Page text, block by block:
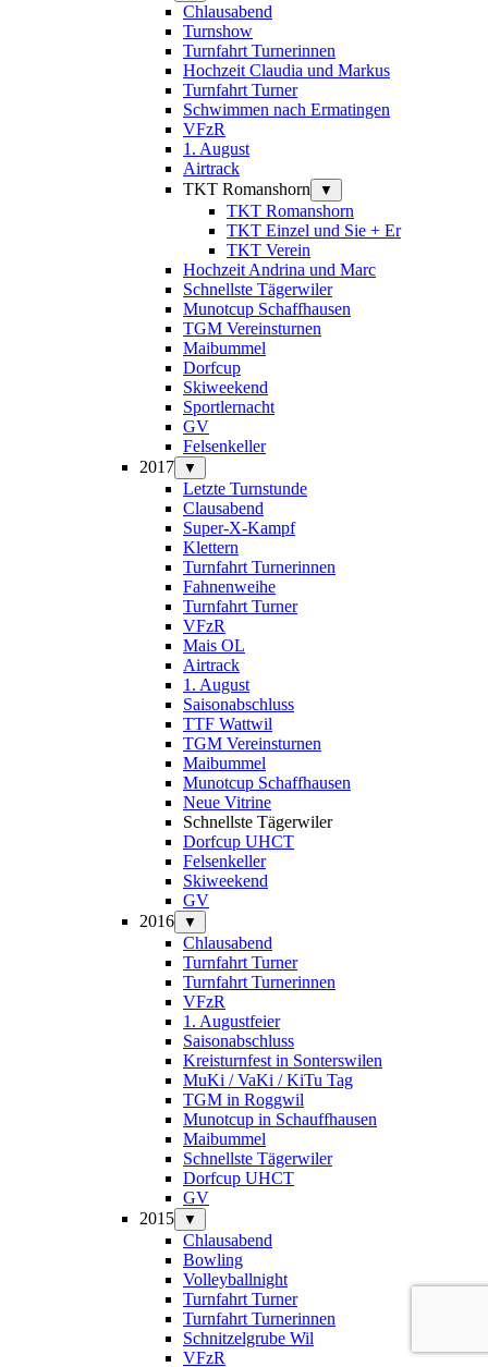
Chlausabend
Turnshow
Turnfahrt Turnerinnen
Hochzeit Claudia und Markus
Turnfahrt Turner
Schwimmen nach Ermatingen
VFzR
1. August
Airtrack
TKT Romanshorn
▼
TKT Romanshorn
TKT Einzel und Sie + Er
TKT Verein
Hochzeit Andrina und Marc
Schnellste Tägerwiler
Munotcup Schaffhausen
TGM Vereinsturnen
Maibummel
Dorfcup
Skiweekend
Sportlernacht
GV
Felsenkeller
2017
▼
Letzte Turnstunde
Clausabend
Super-X-Kampf
Klettern
Turnfahrt Turnerinnen
Fahnenweihe
Turnfahrt Turner
VFzR
Mais OL
Airtrack
1. August
Saisonabschluss
TTF Wattwil
TGM Vereinsturnen
Maibummel
Munotcup Schaffhausen
Neue Vitrine
Schnellste Tägerwiler
Dorfcup UHCT
Felsenkeller
Skiweekend
GV
2016
▼
Chlausabend
Turnfahrt Turner
Turnfahrt Turnerinnen
VFzR
1. Augustfeier
Saisonabschluss
Kreisturnfest in Sonterswilen
MuKi / VaKi / KiTu Tag
TGM in Roggwil
Munotcup in Schauffhausen
Maibummel
Schnellste Tägerwiler
Dorfcup UHCT
GV
2015
▼
Chlausabend
Bowling
Volleyballnight
Turnfahrt Turner
Turnfahrt Turnerinnen
Schnitzelgrube Wil
VFzR